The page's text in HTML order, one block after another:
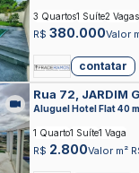
R$ 380.000Valor
3 Quartos1 Suíte2 Vagas
contatar
Rua 72, JARDIM
Aluguel Hotel Flat 40
R$ 2.800Valor m²
1 Quarto1 Suíte1 Vaga